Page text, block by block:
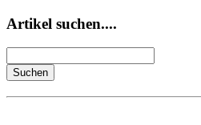
Artikel suchen....